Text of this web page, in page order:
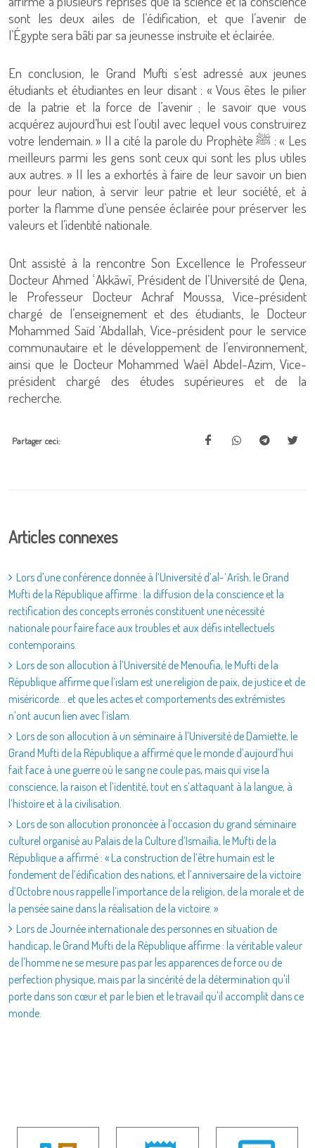
sont les deux ailes de l’édification, et que l’avenir de
l’Égypte sera bâti par sa jeunesse instruite et éclairée.
En conclusion, le Grand Mufti s’est adressé aux jeunes
étudiants et étudiantes en leur disant : « Vous êtes le pilier
de la patrie et la force de l’avenir ; le savoir que vous
acquérez aujourd’hui est l’outil avec lequel vous construirez
votre lendemain. » Il a cité la parole du Prophète ﷺ : « Les
meilleurs parmi les gens sont ceux qui sont les plus utiles
aux autres. » Il les a exhortés à faire de leur savoir un bien
pour leur nation, à servir leur patrie et leur société, et à
porter la flamme d’une pensée éclairée pour préserver les
valeurs et l’identité nationale.
Ont assisté à la rencontre Son Excellence le Professeur
Docteur Ahmed ʿAkkāwī, Président de l’Université de Qena,
le Professeur Docteur Achraf Moussa, Vice-président
chargé de l’enseignement et des étudiants, le Docteur
Mohammed Saïd ‘Abdallah, Vice-président pour le service
communautaire et le développement de l’environnement,
ainsi que le Docteur Mohammed Waël Abdel-Azim, Vice-
président chargé des études supérieures et de la
recherche.
Partager ceci:
Articles connexes
Lors d’une conférence donnée à l’Université d’al-ʿArīsh, le Grand
Mufti de la République affirme : la diffusion de la conscience et la
rectification des concepts erronés constituent une nécessité
nationale pour faire face aux troubles et aux défis intellectuels
contemporains.
Lors de son allocution à l’Université de Menoufia, le Mufti de la
République affirme que l’islam est une religion de paix, de justice et de
miséricorde… et que les actes et comportements des extrémistes
n’ont aucun lien avec l’islam.
Lors de son allocution à un séminaire à l’Université de Damiette, le
Grand Mufti de la République a affirmé que le monde d’aujourd’hui
fait face à une guerre où le sang ne coule pas, mais qui vise la
conscience, la raison et l’identité, tout en s’attaquant à la langue, à
l’histoire et à la civilisation.
Lors de son allocution prononcée à l’occasion du grand séminaire
culturel organisé au Palais de la Culture d’Ismaïlia, le Mufti de la
République a affirmé : « La construction de l’être humain est le
fondement de l’édification des nations, et l’anniversaire de la victoire
d’Octobre nous rappelle l’importance de la religion, de la morale et de
la pensée saine dans la réalisation de la victoire. »
Lors de Journée internationale des personnes en situation de
handicap, le Grand Mufti de la République affirme : la véritable valeur
de l'homme ne se mesure pas par les apparences de force ou de
perfection physique, mais par la sincérité de la détermination qu'il
porte dans son cœur et par le bien et le travail qu'il accomplit dans ce
monde.